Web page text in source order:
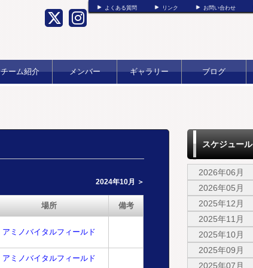
よくある質問 リンク お問い合わせ
チーム紹介 メンバー ギャラリー ブログ
2024年10月 ＞
場所 備考
アミノバイタルフィールド
アミノバイタルフィールド
スケジュール
2026年06月
2026年05月
2025年12月
2025年11月
2025年10月
2025年09月
2025年07月